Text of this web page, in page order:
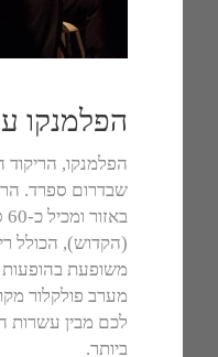
הפלמנקו
הפלמנקו,
שבדרום ספרד.
(הקדוש), הכולל
משופעת בהופעות
מערב פולקלור
לכם מבין עשרות
ביותר.